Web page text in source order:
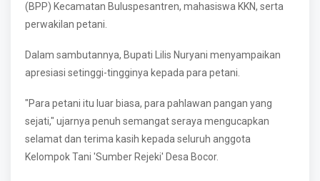
(BPP) Kecamatan Buluspesantren, mahasiswa KKN, serta
perwakilan petani.
Dalam sambutannya, Bupati Lilis Nuryani menyampaikan
apresiasi setinggi-tingginya kepada para petani.
"Para petani itu luar biasa, para pahlawan pangan yang
sejati," ujarnya penuh semangat seraya mengucapkan
selamat dan terima kasih kepada seluruh anggota
Kelompok Tani 'Sumber Rejeki' Desa Bocor.